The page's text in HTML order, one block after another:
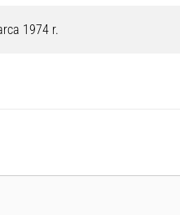
1974 r.